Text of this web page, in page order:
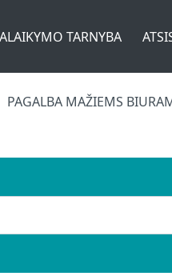
TARNYBA
PAGALBA MAŽIEMS